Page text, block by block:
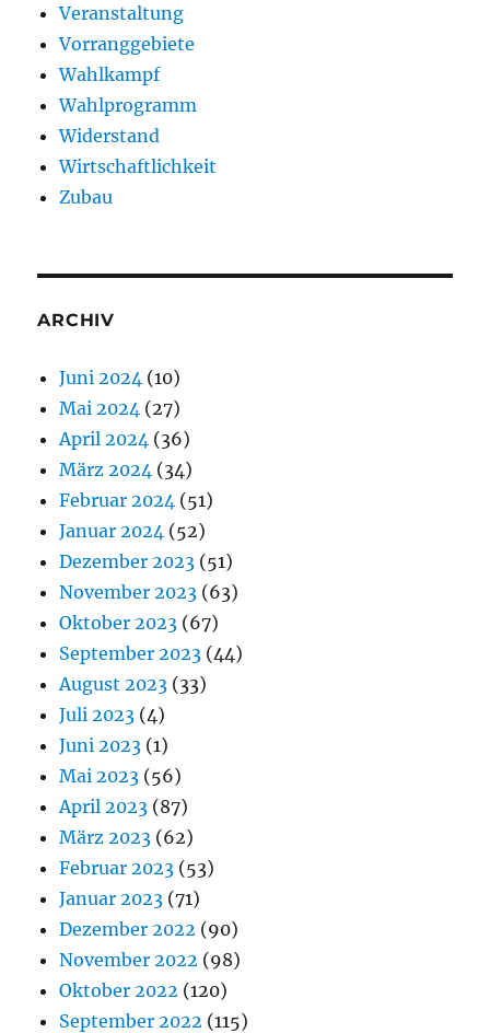
Veranstaltung
Vorranggebiete
Wahlkampf
Wahlprogramm
Widerstand
Wirtschaftlichkeit
Zubau
ARCHIV
Juni 2024 (10)
Mai 2024 (27)
April 2024 (36)
März 2024 (34)
Februar 2024 (51)
Januar 2024 (52)
Dezember 2023 (51)
November 2023 (63)
Oktober 2023 (67)
September 2023 (44)
August 2023 (33)
Juli 2023 (4)
Juni 2023 (1)
Mai 2023 (56)
April 2023 (87)
März 2023 (62)
Februar 2023 (53)
Januar 2023 (71)
Dezember 2022 (90)
November 2022 (98)
Oktober 2022 (120)
September 2022 (115)